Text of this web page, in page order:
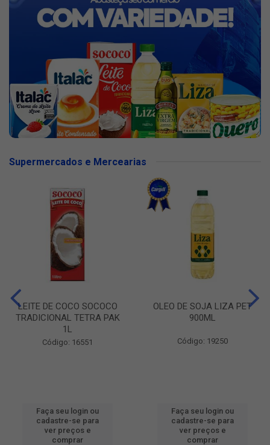
Supermercados e Mercearias
LEITE DE COCO SOCOCO
TRADICIONAL TETRA PAK
1L
Código: 16551
Faça seu login ou
cadastre-se para
ver preços e
comprar
OLEO DE SOJA LIZA PET
900ML
Código: 19250
Faça seu login ou
cadastre-se para
ver preços e
comprar